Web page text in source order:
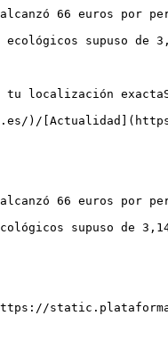
66 euros por
supuso de
localización
)/
66 euros por
supuso de